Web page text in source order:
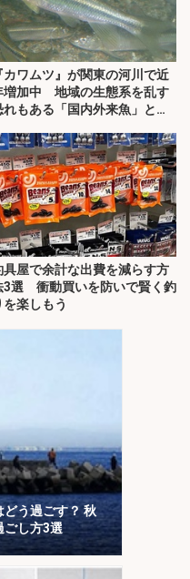
カワムツ』が関東の河川で近
増加中 地域の生態系を乱す
れもある「国内外来魚」と
具屋で余計な出費を減らす方
3選 衝動買いを防いで賢く釣
を楽しもう
う過ごす？ 秋
ごし方3選